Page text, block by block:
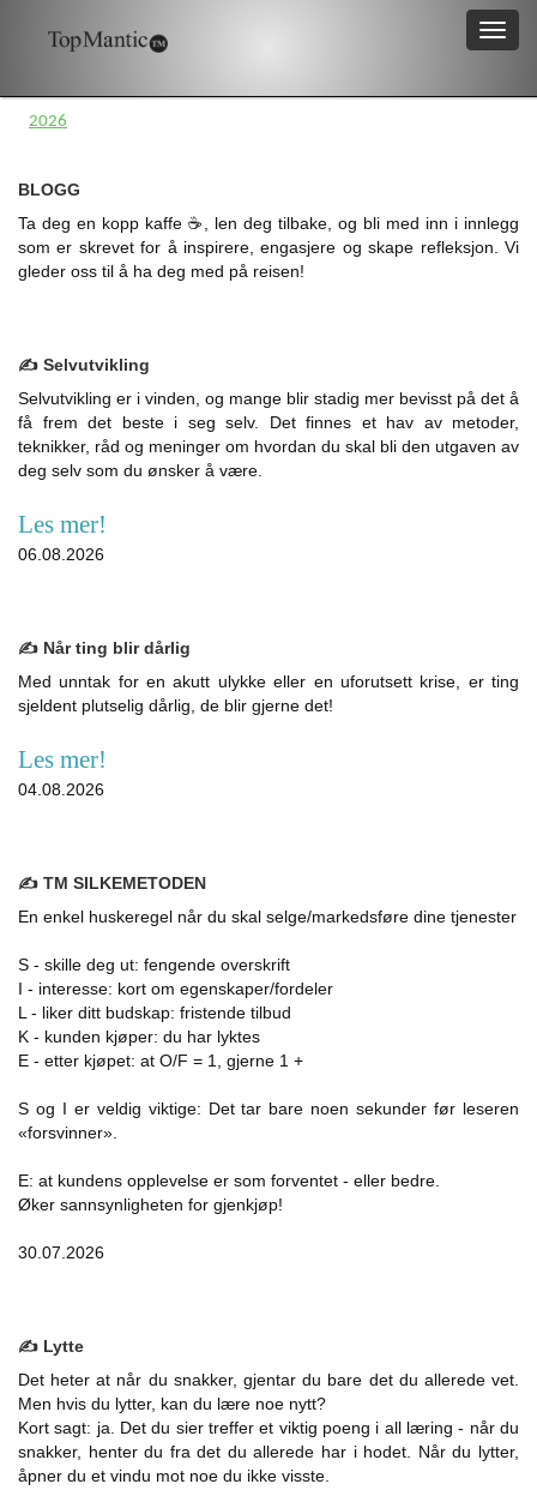
2026
BLOGG
Ta deg en kopp kaffe ☕, len deg tilbake, og bli med inn i innlegg
som er skrevet for å inspirere, engasjere og skape refleksjon. Vi
gleder oss til å ha deg med på reisen!
✍️ Selvutvikling
Selvutvikling er i vinden, og mange blir stadig mer bevisst på det å
få frem det beste i seg selv. Det finnes et hav av metoder,
teknikker, råd og meninger om hvordan du skal bli den utgaven av
deg selv som du ønsker å være.
Les mer!
06.08.2026
✍️ Når ting blir dårlig
Med unntak for en akutt ulykke eller en uforutsett krise, er ting
sjeldent plutselig dårlig, de blir gjerne det!
Les mer!
04.08.2026
✍️ TM SILKEMETODEN
En enkel huskeregel når du skal selge/markedsføre dine tjenester
S - skille deg ut: fengende overskrift
I - interesse: kort om egenskaper/fordeler
L - liker ditt budskap: fristende tilbud
K - kunden kjøper: du har lyktes
E - etter kjøpet: at O/F = 1, gjerne 1 +
S og I er veldig viktige: Det tar bare noen sekunder før leseren
«forsvinner».
E: at kundens opplevelse er som forventet - eller bedre.
Øker sannsynligheten for gjenkjøp!
30.07.2026
✍️ Lytte
Det heter at når du snakker, gjentar du bare det du allerede vet.
Men hvis du lytter, kan du lære noe nytt?
Kort sagt: ja. Det du sier treffer et viktig poeng i all læring - når du
snakker, henter du fra det du allerede har i hodet. Når du lytter,
åpner du et vindu mot noe du ikke visste.